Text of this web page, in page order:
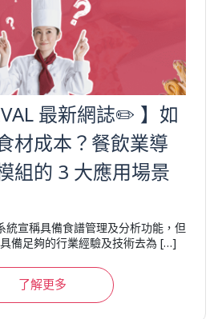
最新網誌✏️ 】如
材成本？餐飲業導
組的 3 大應用場景
統宣稱具備食譜管理及分析功能，但
備足夠的行業經驗及技術去為 […]
了解更多